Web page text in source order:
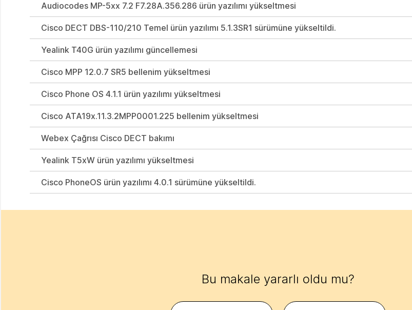
Audiocodes MP-5xx 7.2 F7.28A.356.286 ürün yazılımı yükseltmesi
Cisco DECT DBS-110/210 Temel ürün yazılımı 5.1.3SR1 sürümüne yükseltildi.
Yealink T40G ürün yazılımı güncellemesi
Cisco MPP 12.0.7 SR5 bellenim yükseltmesi
Cisco Phone OS 4.1.1 ürün yazılımı yükseltmesi
Cisco ATA19x.11.3.2MPP0001.225 bellenim yükseltmesi
Webex Çağrısı Cisco DECT bakımı
Yealink T5xW ürün yazılımı yükseltmesi
Cisco PhoneOS ürün yazılımı 4.0.1 sürümüne yükseltildi.
Bu makale yararlı oldu mu?